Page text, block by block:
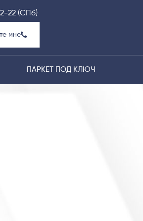
22 (СПб)
мне
ПАРКЕТ ПОД КЛЮЧ